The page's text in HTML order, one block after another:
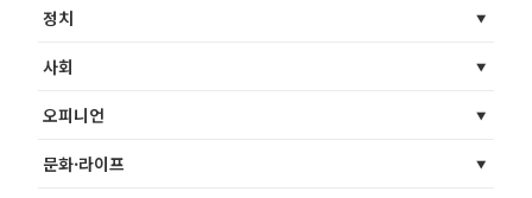
정치
사회
오피니언
문화·라이프